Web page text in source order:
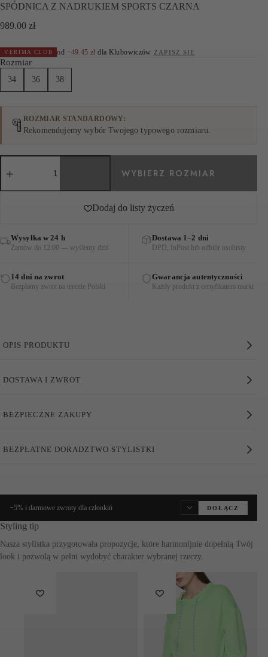
SPÓDNICA Z NADRUKIEM SPORTS CZARNA
989.00 zł
VERIMA CLUB od −49.45zł dla Klubowiczów ·ZAPISZ SIĘ
Rozmiar
34 36 38
ROZMIAR STANDARDOWY
Rekomendujemy wybór Twojego typowego rozmiaru.
ilość
SPÓDNICA
NADRUKIEM
Dodaj do listy życzeń
Wysyłka w 24 h
Zamów do 12:00 — wyślemy dziś
Dostawa 1–2 dni
DPD, InPost lub odbiór osobisty
14 dni na zwrot
Bezpłatny zwrot na terenie Polski
Gwarancja autentyczności
Każdy produkt z certyfikatem marki
OPIS PRODUKTU
Elastyczny pas
praktyczne rozwiązanie zapewniające komfort noszenia.
Marc Cainjest marką tworzącą produkty nie tylkostylowe i
komfortowe oraz pełne klasy
łączy w sobie wszystkie te cechy jednocześnie podkreślając
niezwykłą
klasę noszącej go osoby.
DOSTAWA I ZWROT
BEZPIECZNE ZAKUPY
BEZPŁATNE DORADZTWO STYLISTKI
kontakt@verimamoda.pl
−5% i darmowe zwroty dla członkiń DOŁĄCZ
Styling tip